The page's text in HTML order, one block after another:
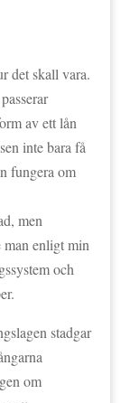
det skall vara.
av ett lån
inte bara få
fungera om
men
man enligt min
och
stadgar
om